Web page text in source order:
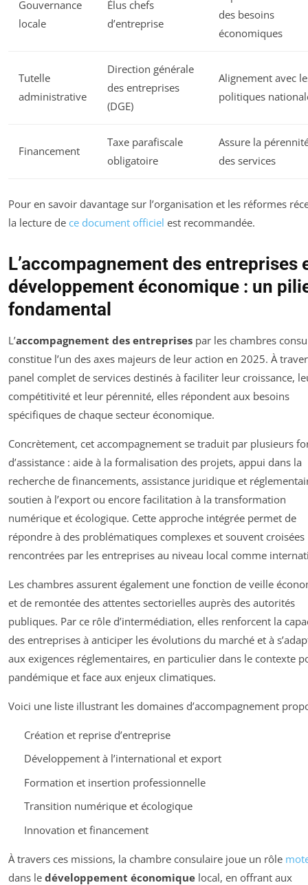
Gouvernance
locale
Élus chefs
d’entreprise
des besoins
économiques
Tutelle
administrative
Direction générale
des entreprises
(DGE)
Alignement avec
politiques
Financement
Taxe parafiscale
obligatoire
Assure la
des services
Pour en savoir davantage sur l’organisation et les réformes
la lecture de ce document officiel est recommandée.
L’accompagnement des entreprises
développement économique : un
fondamental
L’accompagnement des entreprises par les chambres
constitue l’un des axes majeurs de leur action en 2025. À
panel complet de services destinés à faciliter leur croissance,
compétitivité et leur pérennité, elles répondent aux besoins
spécifiques de chaque secteur économique.
Concrètement, cet accompagnement se traduit par plusieurs
d’assistance : aide à la formalisation des projets, appui dans la
recherche de financements, assistance juridique et
soutien à l’export ou encore facilitation à la transformation
numérique et écologique. Cette approche intégrée permet de
répondre à des problématiques complexes et souvent croisées
rencontrées par les entreprises au niveau local comme
Les chambres assurent également une fonction de veille
et de remontée des attentes sectorielles auprès des autorités
publiques. Par ce rôle d’intermédiation, elles renforcent la
des entreprises à anticiper les évolutions du marché et à
aux exigences réglementaires, en particulier dans le contexte
pandémique et face aux enjeux climatiques.
Voici une liste illustrant les domaines d’accompagnement
Création et reprise d’entreprise
Développement à l’international et export
Formation et insertion professionnelle
Transition numérique et écologique
Innovation et financement
À travers ces missions, la chambre consulaire joue un rôle
dans le développement économique local, en offrant aux